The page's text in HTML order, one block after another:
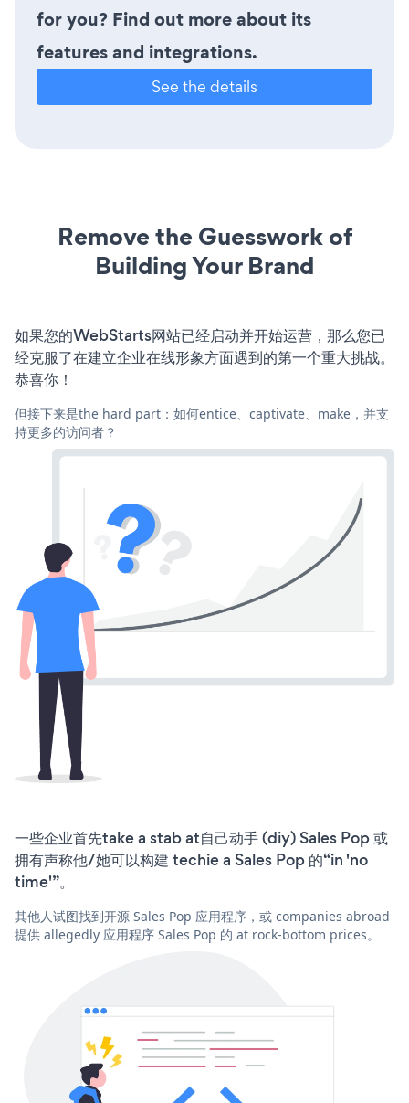
for you? Find out more about its
features and integrations.
See the details
Remove the Guesswork of
Building Your Brand
如果您的WebStarts网站已经启动并开始运营，那么您已
经克服了在建立企业在线形象方面遇到的第一个重大挑战。
恭喜你！
但接下来是the hard part：如何entice、captivate、make，并支
持更多的访问者？
一些企业首先take a stab at自己动手 (diy) Sales Pop 或
拥有声称他/她可以构建 techie a Sales Pop 的“in 'no
time'”。
其他人试图找到开源 Sales Pop 应用程序，或 companies abroad
提供 allegedly 应用程序 Sales Pop 的 at rock-bottom prices。